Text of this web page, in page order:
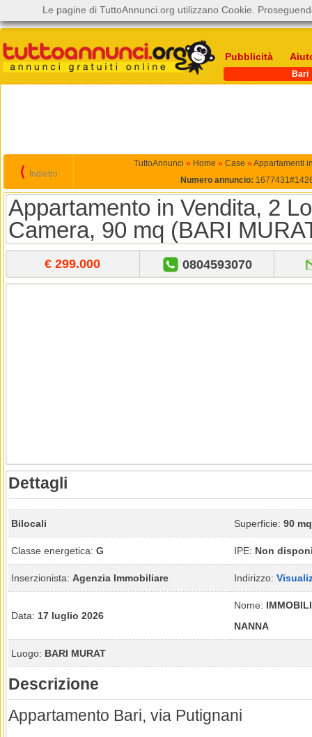
Pubblicità
Bari
⟨ Indietro
TuttoAnnunci » Home » Case » Appartamenti
Numero annuncio:
Appartamento in Vendita, 2
Camera, 90 mq (BARI
€ 299.000 0804593070
Dettagli
Bilocali Superficie: 90 mq
Classe energetica: G IPE: Non
Inserzionista: Agenzia Immobiliare Indirizzo:
Data: 17 luglio 2026
Nome:
NANNA
Luogo: BARI MURAT
Descrizione
Appartamento Bari, via Putignani
Le pagine di TuttoAnnunci.org utilizzano Cookie.